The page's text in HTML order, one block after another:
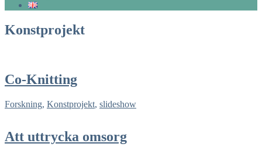
Konstprojekt
Co-Knitting
Forskning, Konstprojekt, slideshow
Att uttrycka omsorg